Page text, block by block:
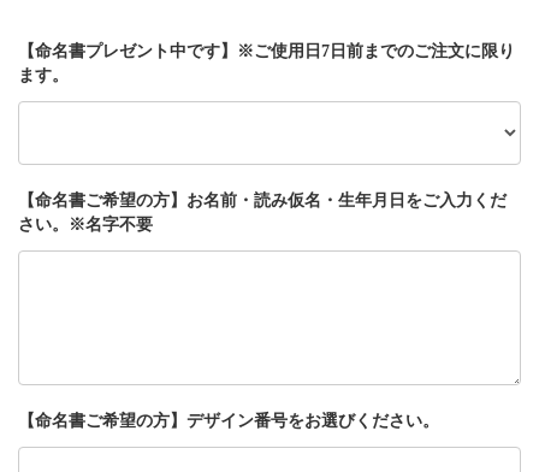
【命名書プレゼント中です】※ご使用日7日前までのご注文に限り
ます。
【命名書ご希望の方】お名前・読み仮名・生年月日をご入力くだ
さい。※名字不要
【命名書ご希望の方】デザイン番号をお選びください。